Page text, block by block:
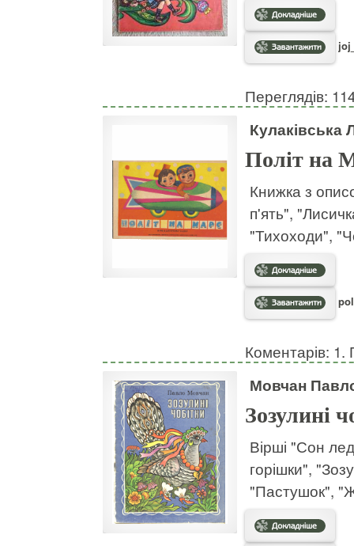
Переглядів:
Кулаківська
Політ на
Книжка з
п'ять",
"Тихоходи",
Коментарів: 1.
Мовчан
Зозулині
Вірші "Сон
горішки",
"Пастушок",